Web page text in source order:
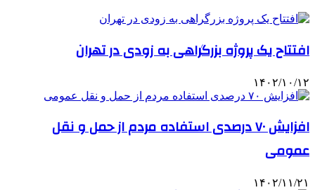
افتتاح یک پروژه بزرگراهی به زودی در تهران
۱۴۰۲/۱۰/۱۲
افزایش ۷۰ درصدی استفاده مردم از حمل و نقل
عمومی
۱۴۰۲/۱۱/۲۱